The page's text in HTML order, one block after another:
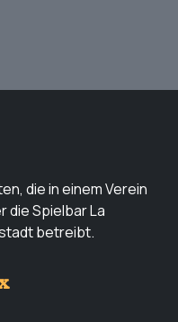
die in einem Verein
die Spielbar La
betreibt.